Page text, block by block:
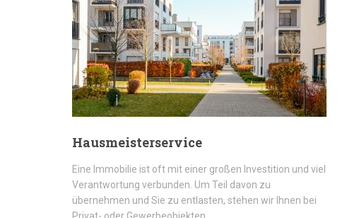
Hausmeisterservice
Eine Immobilie ist oft mit einer großen Investition und viel
Verantwortung verbunden. Um Teil davon zu
übernehmen und Sie zu entlasten, stehen wir Ihnen bei